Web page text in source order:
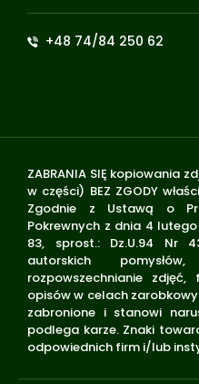
+48 74/84 250 62
ZABRANIA SIĘ kopiowania
w części) BEZ ZGODY
Zgodnie z Ustawą o
Pokrewnych z dnia 4
83, sprost.: Dz.U.94 Nr
autorskich
rozpowszechnianie
opisów w celach
zabronione i stanowi
podlega karze. Znaki
odpowiednich firm i/lub